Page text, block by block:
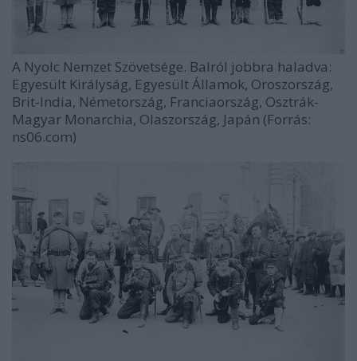
A Nyolc Nemzet Szövetsége. Balról jobbra haladva:
Egyesült Királyság, Egyesült Államok, Oroszország,
Brit-India, Németország, Franciaország, Osztrák-
Magyar Monarchia, Olaszország, Japán (Forrás:
ns06.com)